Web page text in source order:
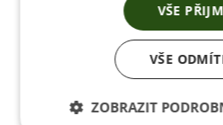
VŠE
VŠE
ZOBRAZIT